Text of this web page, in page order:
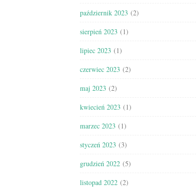
październik 2023 (2)
sierpień 2023 (1)
lipiec 2023 (1)
czerwiec 2023 (2)
maj 2023 (2)
kwiecień 2023 (1)
marzec 2023 (1)
styczeń 2023 (3)
grudzień 2022 (5)
listopad 2022 (2)